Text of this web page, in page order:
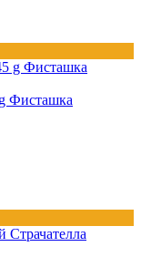
Фисташка